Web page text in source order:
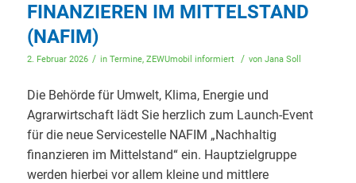
FINANZIEREN IM MITTELSTAND
(NAFIM)
2. Februar 2026 / in Termine, ZEWUmobil informiert / von Jana Soll
Die Behörde für Umwelt, Klima, Energie und
Agrarwirtschaft lädt Sie herzlich zum Launch-Event
für die neue Servicestelle NAFIM „Nachhaltig
finanzieren im Mittelstand“ ein. Hauptzielgruppe
werden hierbei vor allem kleine und mittlere